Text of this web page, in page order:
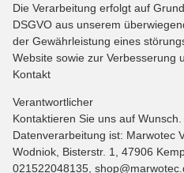
Die Verarbeitung erfolgt auf
DSGVO aus unserem
der Gewährleistung eines
Website sowie zur Verbesserung
Kontakt
Verantwortlicher
Kontaktieren Sie uns auf
Datenverarbeitung ist: Marwotec
Wodniok, Bisterstr. 1, 47906
021522048135,